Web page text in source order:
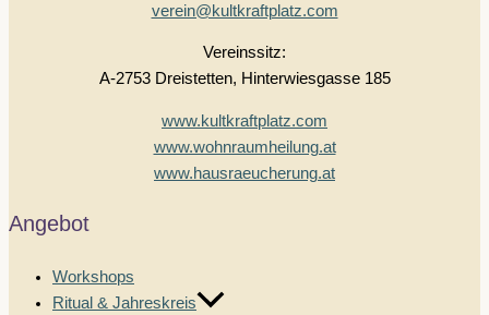
verein@kultkraftplatz.com
Vereinssitz:
A-2753 Dreistetten, Hinterwiesgasse 185
www.kultkraftplatz.com
www.wohnraumheilung.at
www.hausraeucherung.at
Angebot
Workshops
Ritual & Jahreskreis